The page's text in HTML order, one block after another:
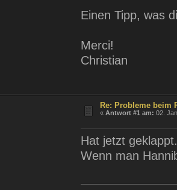
Einen Tipp, was
Merci!
Christian
Re: Probleme beim
«Antwort #1 am: 02.
Hat jetzt geklappt.
Wenn man